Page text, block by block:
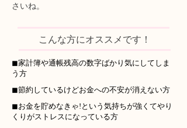
さいね。
こんな方にオススメです！
◼家計簿や通帳残高の数字ばかり気にしてしま
う方
◼節約しているけどお金への不安が消えない方
◼お金を貯めなきゃ!という気持ちが強くてやり
くりがストレスになっている方